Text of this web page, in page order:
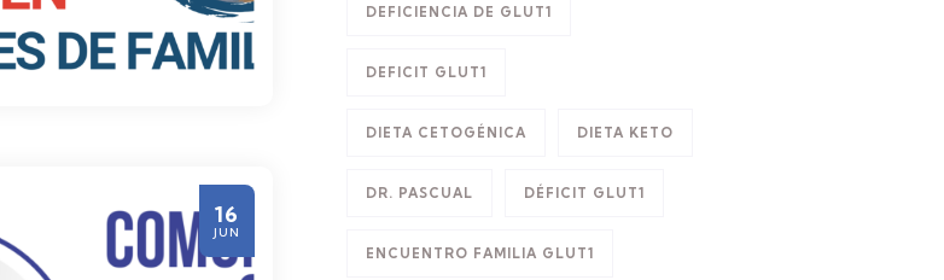
16
JUN
DEFICIENCIA DE GLUT1
DEFICIT GLUT1
DIETA CETOGÉNICA DIETA KETO
DR. PASCUAL DÉFICIT GLUT1
ENCUENTRO FAMILIA GLUT1